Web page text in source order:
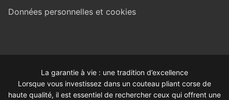
Données personnelles et cookies
La garantie à vie : une tradition d’excellence
Lorsque vous investissez dans un couteau pliant corse de
haute qualité, il est essentiel de rechercher ceux qui offrent une